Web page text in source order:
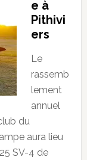
e à
Pithivi
ers
Le
rassemb
lement
annuel
du
aura lieu
SV-4 de